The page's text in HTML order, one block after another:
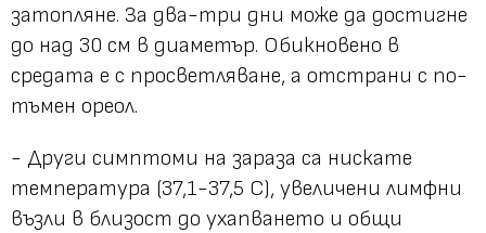
затопляне. За два-три дни може да достигне
до над 30 см в диаметър. Обикновено в
средата е с просветляване, а отстрани с по-
тъмен ореол.
- Други симптоми на зараза са нискате
температура (37,1-37,5 С), увеличени лимфни
възли в близост до ухапването и общи